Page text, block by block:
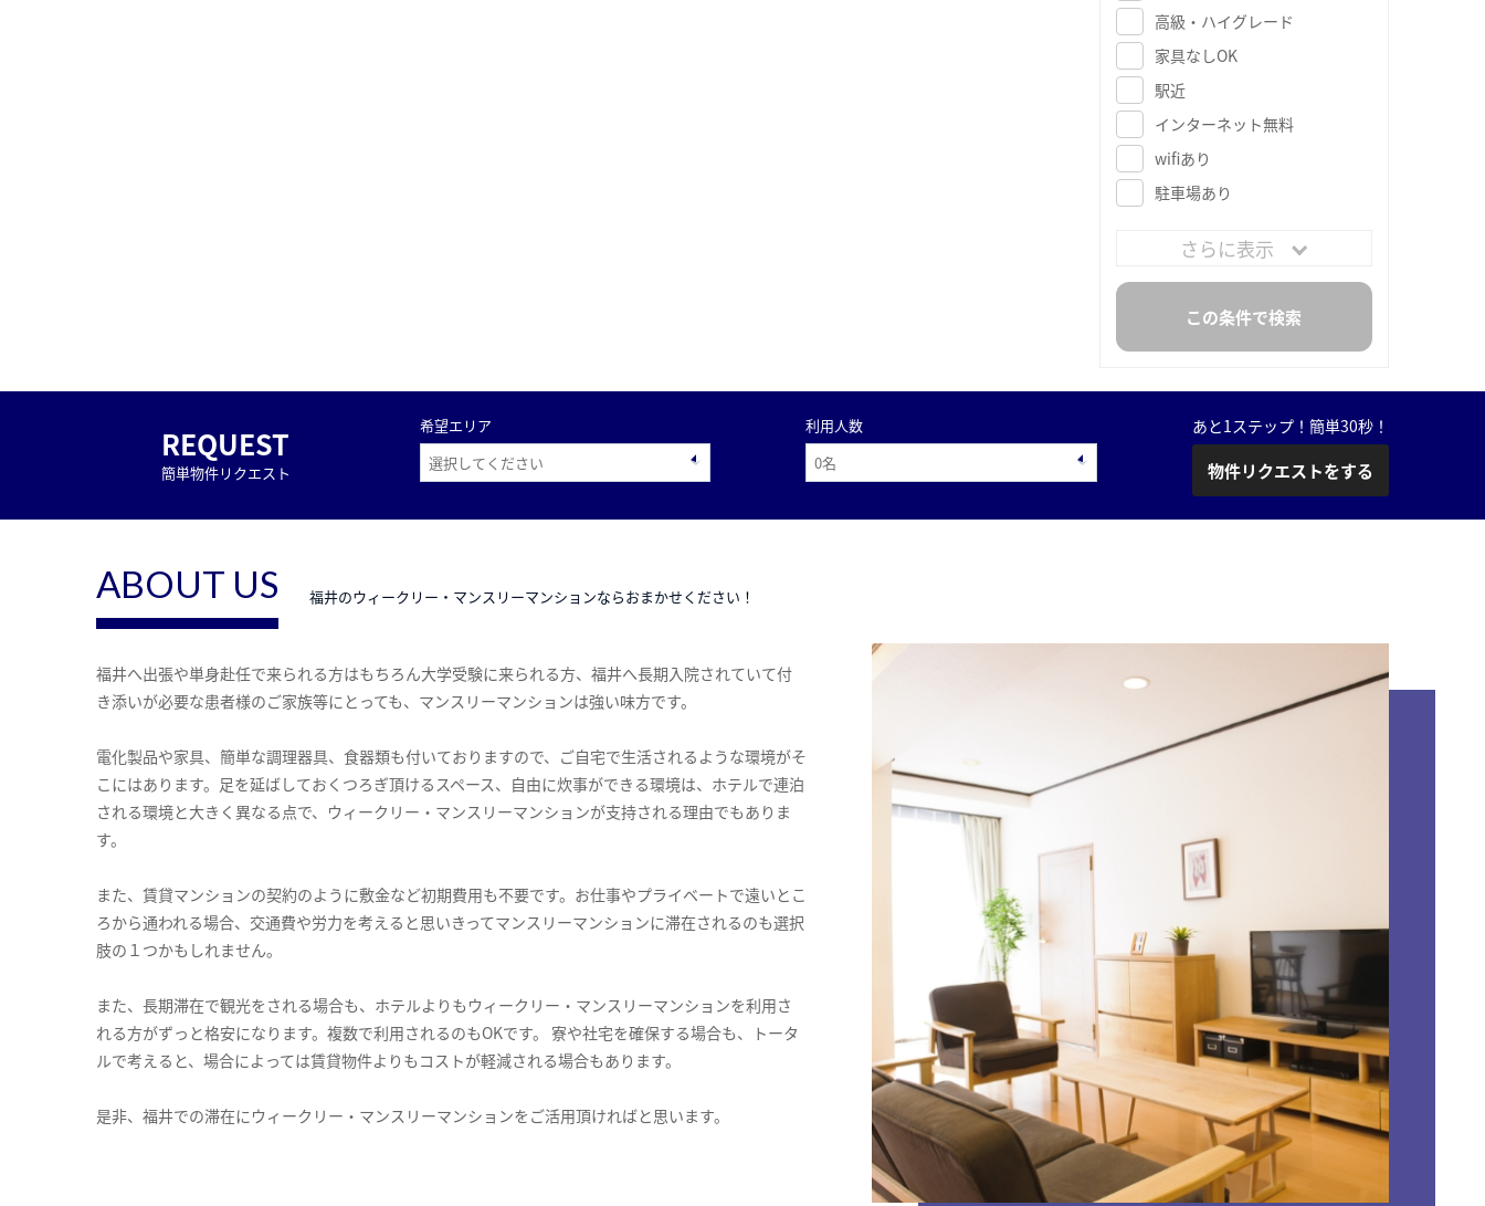
高級・ハイグレード
家具なしOK
駅近
インターネット無料
wifiあり
駐車場あり
さらに表示
REQUEST
簡単物件リクエスト
希望エリア 利用人数 あと1ステップ！簡単30秒！
物件リクエストをする
ABOUT US 福井のウィークリー・マンスリーマンションならおまかせください！
福井へ出張や単身赴任で来られる方はもちろん大学受験に来られる方、福井へ長期入院されていて付
き添いが必要な患者様のご家族等にとっても、マンスリーマンションは強い味方です。
電化製品や家具、簡単な調理器具、食器類も付いておりますので、ご自宅で生活されるような環境がそ
こにはあります。足を延ばしておくつろぎ頂けるスペース、自由に炊事ができる環境は、ホテルで連泊
される環境と大きく異なる点で、ウィークリー・マンスリーマンションが支持される理由でもありま
す。
また、賃貸マンションの契約のように敷金など初期費用も不要です。お仕事やプライベートで遠いとこ
ろから通われる場合、交通費や労力を考えると思いきってマンスリーマンションに滞在されるのも選択
肢の１つかもしれません。
また、長期滞在で観光をされる場合も、ホテルよりもウィークリー・マンスリーマンションを利用さ
れる方がずっと格安になります。複数で利用されるのもOKです。 寮や社宅を確保する場合も、トータ
ルで考えると、場合によっては賃貸物件よりもコストが軽減される場合もあります。
是非、福井での滞在にウィークリー・マンスリーマンションをご活用頂ければと思います。